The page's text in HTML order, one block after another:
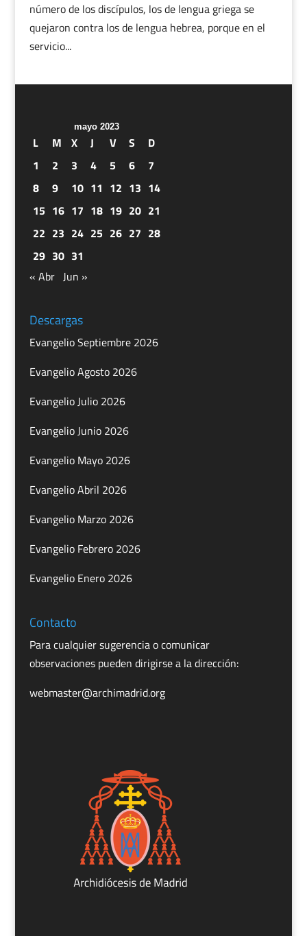
número de los discípulos, los de lengua griega se
quejaron contra los de lengua hebrea, porque en el
servicio...
mayo 2023
L M X J V S
D
1
2 3 4 5 6
7
8
9 10 11 12 13 14
15 16 17 18 19 20 21
22 23 24 25 26 27 28
29 30 31
« Abr Jun »
Descargas
Evangelio Septiembre 2026
Evangelio Agosto 2026
Evangelio Julio 2026
Evangelio Junio 2026
Evangelio Mayo 2026
Evangelio Abril 2026
Evangelio Marzo 2026
Evangelio Febrero 2026
Evangelio Enero 2026
Contacto
Para cualquier sugerencia o comunicar
observaciones pueden dirigirse a la dirección:
webmaster@archimadrid.org